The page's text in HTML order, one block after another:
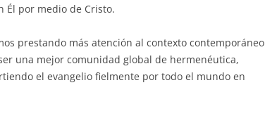
Él por medio de Cristo.
prestando más atención al contexto contemporáneo
una mejor comunidad global de hermenéutica,
el evangelio fielmente por todo el mundo en